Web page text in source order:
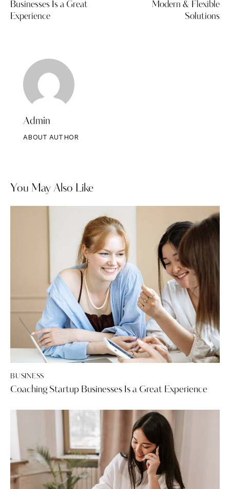
Businesses Is a Great
Experience
Modern & Flexible
Solutions
Admin
ABOUT AUTHOR
You May Also Like
BUSINESS
Coaching Startup Businesses Is a Great Experience